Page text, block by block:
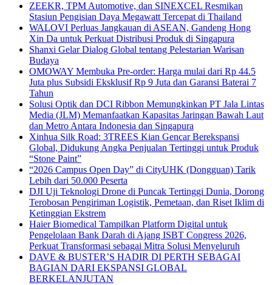
ZEEKR, TPM Automotive, dan SINEXCEL Resmikan
Stasiun Pengisian Daya Megawatt Tercepat di Thailand
WALOVI Perluas Jangkauan di ASEAN, Gandeng Hong
Xin Da untuk Perkuat Distribusi Produk di Singapura
Shanxi Gelar Dialog Global tentang Pelestarian Warisan
Budaya
OMOWAY Membuka Pre-order: Harga mulai dari Rp 44.5
Juta plus Subsidi Eksklusif Rp 9 Juta dan Garansi Baterai 7
Tahun
Solusi Optik dan DCI Ribbon Memungkinkan PT Jala Lintas
Media (JLM) Memanfaatkan Kapasitas Jaringan Bawah Laut
dan Metro Antara Indonesia dan Singapura
Xinhua Silk Road: 3TREES Kian Gencar Berekspansi
Global, Didukung Angka Penjualan Tertinggi untuk Produk
“Stone Paint”
“2026 Campus Open Day” di CityUHK (Dongguan) Tarik
Lebih dari 50.000 Peserta
DJI Uji Teknologi Drone di Puncak Tertinggi Dunia, Dorong
Terobosan Pengiriman Logistik, Pemetaan, dan Riset Iklim di
Ketinggian Ekstrem
Haier Biomedical Tampilkan Platform Digital untuk
Pengelolaan Bank Darah di Ajang ISBT Congress 2026,
Perkuat Transformasi sebagai Mitra Solusi Menyeluruh
DAVE & BUSTER’S HADIR DI PERTH SEBAGAI
BAGIAN DARI EKSPANSI GLOBAL
BERKELANJUTAN